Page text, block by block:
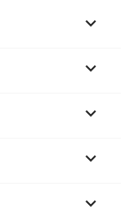




